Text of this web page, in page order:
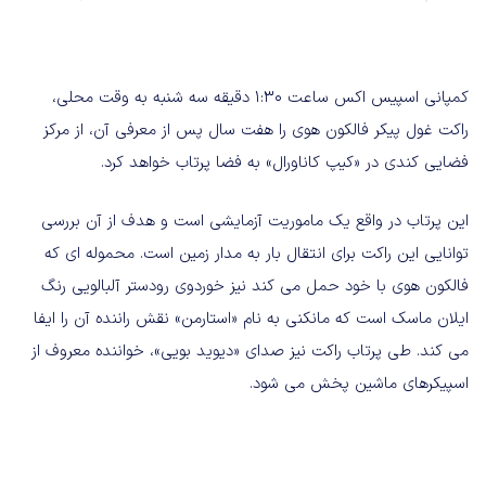
کمپانی اسپیس اکس ساعت 1:30 دقیقه سه شنبه به وقت محلی،
راکت غول پیکر فالکون هوی را هفت سال پس از معرفی آن، از مرکز
فضایی کندی در «کیپ کاناورال» به فضا پرتاب خواهد کرد.
این پرتاب در واقع یک ماموریت آزمایشی است و هدف از آن بررسی
توانایی این راکت برای انتقال بار به مدار زمین است. محموله ای که
فالکون هوی با خود حمل می کند نیز خوردوی رودستر آلبالویی رنگ
ایلان ماسک است که مانکنی به نام «استارمن» نقش راننده آن را ایفا
می کند. طی پرتاب راکت نیز صدای «دیوید بویی»، خواننده معروف از
اسپیکرهای ماشین پخش می شود.